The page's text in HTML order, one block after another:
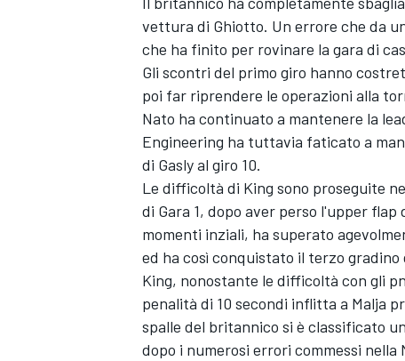
vettura di Ghiotto. Un errore che da
che ha finito per rovinare la gara di
Gli scontri del primo giro hanno
poi far riprendere le operazioni alla
Nato ha continuato a mantenere la
Engineering ha tuttavia faticato a
di Gasly al giro 10.
Le difficoltà di King sono proseguite
di Gara 1, dopo aver perso l'upper
momenti inziali, ha superato
ed ha così conquistato il terzo gradino
King, nonostante le difficoltà con gli
penalità di 10 secondi inflitta a Malja
spalle del britannico si è classificato
dopo i numerosi errori commessi nella